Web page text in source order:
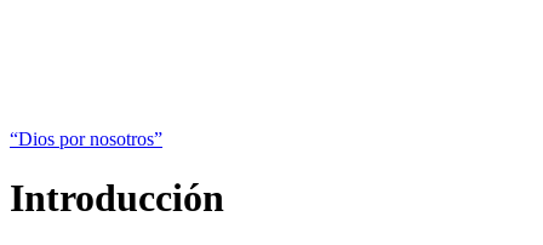
“Dios por nosotros”
Introducción